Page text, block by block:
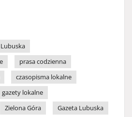
prasa codzienna
czasopisma lokalne
gazety lokalne
Zielona Góra Gazeta Lubuska